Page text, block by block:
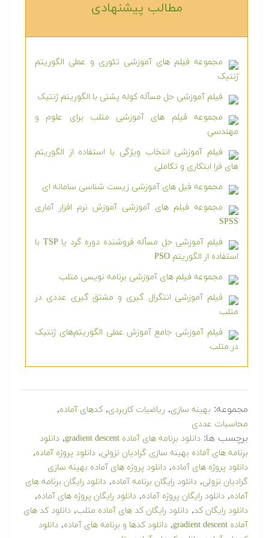
مطالب پیشنهادی‎
مجموعه فیلم های آموزشی تئوری و عملی الگوریتم
ژنتیک
فیلم آموزشی حل مسأله کوله پشتی با الگوریتم ژنتیک
مجموعه فیلم های آموزشی متلب برای علوم و
مهندسی
فیلم آموزشی انتخاب ویژگی با استفاده از الگوریتم
های فرا ابتکاری و تکاملی
مجموعه فیل های آموزشی زیست شناسی سامانه ای
مجموعه فیلم های آموزشی آموزش نرم افزار آماری
SPSS
فیلم آموزشی حل مسأله فروشنده دوره گرد یا TSP با
استفاده از الگوریتم PSO
مجموعه فیلم های آموزشی برنامه نویسی متلب
فیلم آموزشی انتگرال گیری و مشتق گیری عددی در
متلب
فیلم آموزشی جامع آموزش عملی الگوریتم‌های ژنتیک
در متلب
مجموعه: بهینه سازی, ریاضیات کاربردی,کدهای آماده,
محاسبات عددی
برچسب ها: دانلود برنامه های آماده gradient descent , دانلود
برنامه های آماده بهینه سازی گرادیان نزولی, دانلود پروژه آماده,
دانلود پروژه های آماده, دانلود پروژه های آماده بهینه سازی
گرادیان نزولی, دانلود رایگان برنامه آماده, دانلود رایگان برنامه های
آماده, دانلود رایگان پروژه آماده, دانلود رایگان پروژه های آماده,
دانلود رایگان کد, دانلود رایگان کد های آماده متلب, دانلود کد های
آماده gradient descent
, دانلود کدها و برنامه های آماده, دانلود